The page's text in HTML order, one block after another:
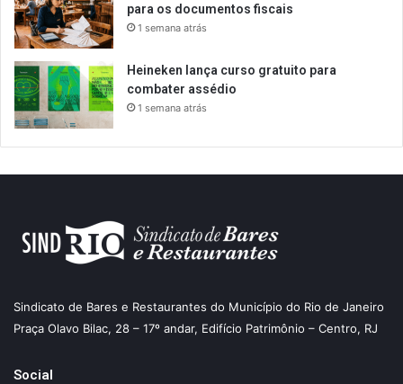
para os documentos fiscais
1 semana atrás
Heineken lança curso gratuito para
combater assédio
1 semana atrás
Sindicato de Bares e Restaurantes do Município do Rio de Janeiro
Praça Olavo Bilac, 28 – 17º andar, Edifício Patrimônio – Centro, RJ
Social